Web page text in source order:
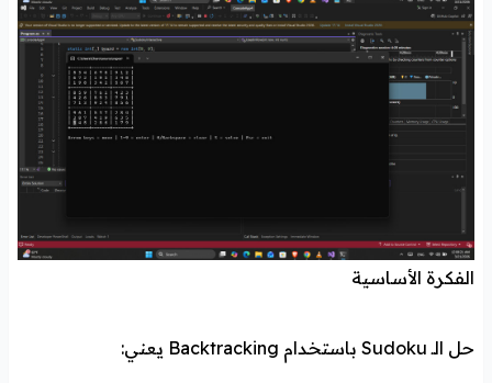
الفكرة الأساسية
حل الـ Sudoku باستخدام Backtracking يعني: